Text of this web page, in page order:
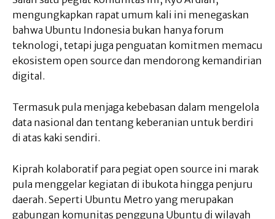
mengungkapkan rapat umum kali ini menegaskan
bahwa Ubuntu Indonesia bukan hanya forum
teknologi, tetapi juga penguatan komitmen memacu
ekosistem open source dan mendorong kemandirian
digital.
Termasuk pula menjaga kebebasan dalam mengelola
data nasional dan tentang keberanian untuk berdiri
di atas kaki sendiri.
Kiprah kolaboratif para pegiat open source ini marak
pula menggelar kegiatan di ibukota hingga penjuru
daerah. Seperti Ubuntu Metro yang merupakan
gabungan komunitas pengguna Ubuntu di wilayah